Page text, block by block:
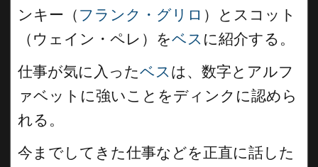
ンキー（ フランク・グリロ ）とスコット
（ウェイン・ペレ）をベス に紹介する。
仕事が気に入ったベス は、数字とアルフ
ァベットに強いことをディンクに認めら
れる。
今までしてきた仕事などを正直に話した